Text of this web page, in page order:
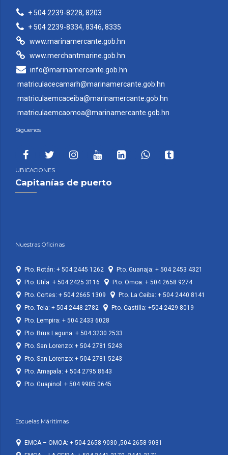
+ 504 2239-8228, 8203
+ 504 2239-8334, 8346, 8335
www.marinamercante.gob.hn
www.merchantmarine.gob.hn
info@marinamercante.gob.hn
matriculacecamarh@marinamercante.gob.hn
matriculaemcaceiba@marinamercante.gob.hn
matriculaemcaomoa@marinamercante.gob.hn
Siguenos
UBICACIONES
Capitanías de puerto
Nuestras Oficinas
Pto. Rotán: + 504 2445 1262
Pto. Guanaja: + 504 2453 4321
Pto. Utila: + 504 2425 3116
Pto. Omoa: + 504 2658 9274
Pto. Cortes: + 504 2665 1309
Pto. La Ceiba: + 504 2440 8141
Pto. Tela: + 504 2448 2782
Pto. Castilla: +504 2429 8019
Pto. Lempira: + 504 2433 6028
Pto. Brus Laguna: + 504 3230 2533
Pto. San Lorenzo: + 504 2781 5243
Pto. San Lorenzo: + 504 2781 5243
Pto. Amapala: + 504 2795 8643
Pto. Guapinol: + 504 9905 0645
Escuelas Máritimas
EMCA – OMOA: + 504 2658 9030 ,504 2658 9031